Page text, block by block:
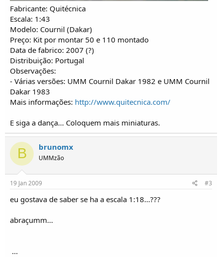
Fabricante: Quitécnica
Escala: 1:43
Modelo: Cournil (Dakar)
Preço: Kit por montar 50 e 110 montado
Data de fabrico: 2007 (?)
Distribuição: Portugal
Observações:
- Várias versões: UMM Cournil Dakar 1982 e UMM Cournil
Dakar 1983
Mais informações: http://www.quitecnica.com/
E siga a dança... Coloquem mais miniaturas.
B brunomx
UMMzão
19 Jan 2009 #3
eu gostava de saber se ha a escala 1:18...???
abraçumm...
...